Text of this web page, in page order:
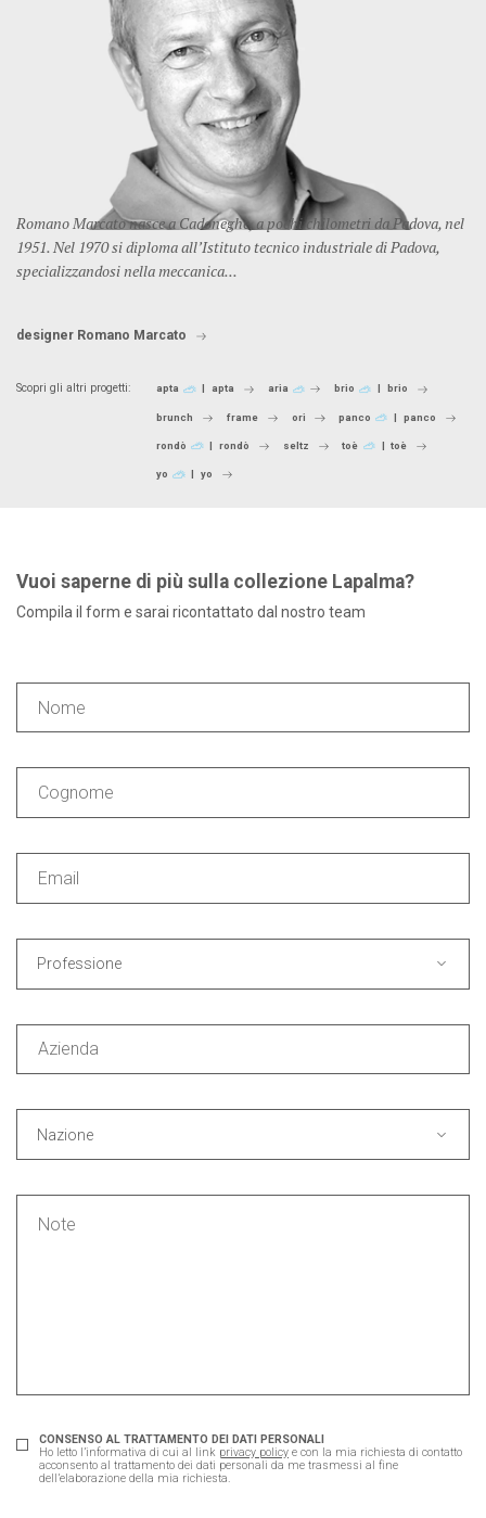
Romano Marcato nasce a Cadoneghe, a pochi chilometri da Padova, nel
1951. Nel 1970 si diploma all’Istituto tecnico industriale di Padova,
specializzandosi nella meccanica...
designer Romano Marcato
Scopri gli altri progetti: apta
apta aria brio
brio
brunch frame ori panco
panco
rondò
rondò seltz toè
toè
yo
yo
Vuoi saperne di più sulla collezione Lapalma?
Compila il form e sarai ricontattato dal nostro team
Professione
Nazione
CONSENSO AL TRATTAMENTO DEI DATI PERSONALI
Ho letto l’informativa di cui al link privacy policy e con la mia richiesta di contatto
acconsento al trattamento dei dati personali da me trasmessi al fine
dell’elaborazione della mia richiesta.